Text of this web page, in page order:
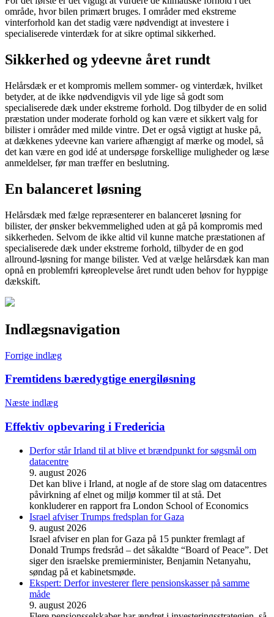
område, hvor bilen primært bruges. I områder med ekstreme
vinterforhold kan det stadig være nødvendigt at investere i
specialiserede vinterdæk for at sikre optimal sikkerhed.
Sikkerhed og ydeevne året rundt
Helårsdæk er et kompromis mellem sommer- og vinterdæk, hvilket
betyder, at de ikke nødvendigvis vil yde lige så godt som
specialiserede dæk under ekstreme forhold. Dog tilbyder de en solid
præstation under moderate forhold og kan være et sikkert valg for
bilister i områder med milde vintre. Det er også vigtigt at huske på,
at dækkenes ydeevne kan variere afhængigt af mærke og model, så
det kan være en god idé at undersøge forskellige muligheder og læse
anmeldelser, før man træffer en beslutning.
En balanceret løsning
Helårsdæk med fælge repræsenterer en balanceret løsning for
bilister, der ønsker bekvemmelighed uden at gå på kompromis med
sikkerheden. Selvom de ikke altid vil kunne matche præstationen af
specialiserede dæk under ekstreme forhold, tilbyder de en god
allround-løsning for mange bilister. Ved at vælge helårsdæk kan man
opnå en problemfri køreoplevelse året rundt uden behov for hyppige
dækskift.
Indlægsnavigation
Forrige indlæg
Fremtidens bæredygtige energiløsning
Næste indlæg
Effektiv opbevaring i Fredericia
Derfor står Irland til at blive et brændpunkt for søgsmål om
datacentre
9. august 2026
Det kan blive i Irland, at nogle af de store slag om datacentres
påvirkning af elnet og miljø kommer til at stå. Det
konkluderer en rapport fra London School of Economics
Israel afviser Trumps fredsplan for Gaza
9. august 2026
Israel afviser en plan for Gaza på 15 punkter fremlagt af
Donald Trumps fredsråd – det såkaldte “Board of Peace”. Det
siger den israelske premierminister, Benjamin Netanyahu,
søndag på et kabinetsmøde.
Ekspert: Derfor investerer flere pensionskasser på samme
måde
9. august 2026